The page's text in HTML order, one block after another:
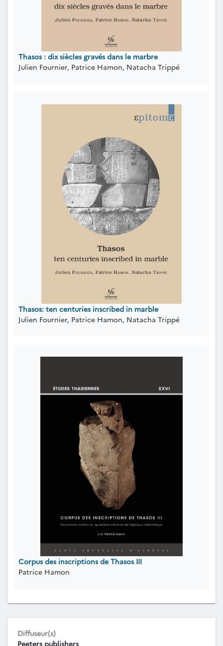
Thasos : dix siècles gravés dans le marbre
Julien Fournier, Patrice Hamon, Natacha Trippé
Thasos: ten centuries inscribed in marble
Julien Fournier, Patrice Hamon, Natacha Trippé
Corpus des inscriptions de Thasos III
Patrice Hamon
Diffuseur(s)
Peeters publishers